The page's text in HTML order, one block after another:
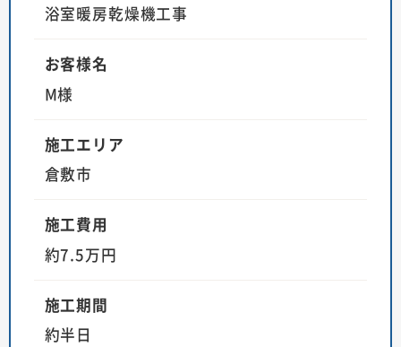
浴室暖房乾燥機工事
お客様名
M様
施工エリア
倉敷市
施工費用
約7.5万円
施工期間
約半日